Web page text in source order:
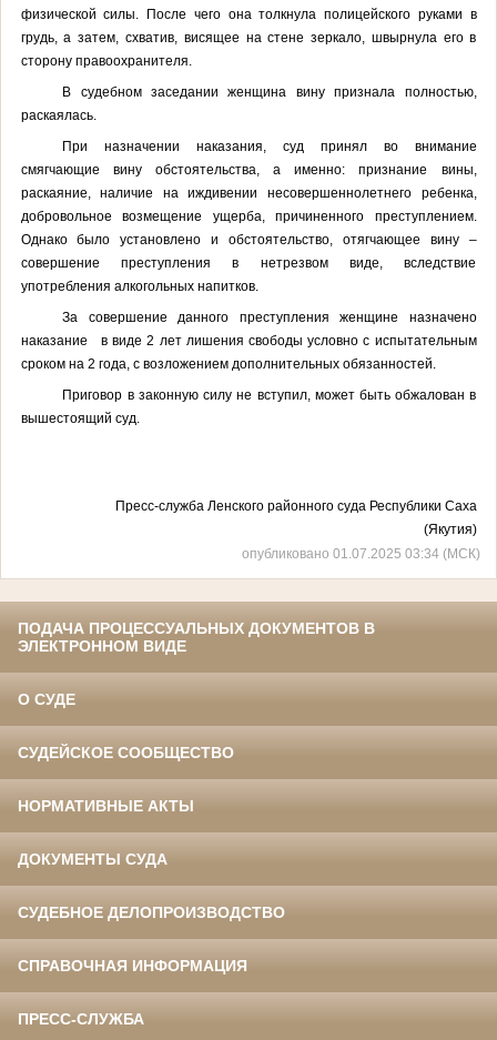
физической силы. После чего она толкнула полицейского руками в
грудь, а затем, схватив, висящее на стене зеркало, швырнула его в
сторону правоохранителя.
В судебном заседании женщина вину признала полностью,
раскаялась.
При назначении наказания, суд принял во внимание
смягчающие вину обстоятельства, а именно: признание вины,
раскаяние, наличие на иждивении несовершеннолетнего ребенка,
добровольное возмещение ущерба, причиненного преступлением.
Однако было установлено и обстоятельство, отягчающее вину –
совершение преступления в нетрезвом виде, вследствие
употребления алкогольных напитков.
За совершение данного преступления женщине назначено
наказание в виде 2 лет лишения свободы условно с испытательным
сроком на 2 года, с возложением дополнительных обязанностей.
Приговор в законную силу не вступил, может быть обжалован в
вышестоящий суд.
Пресс-служба Ленского районного суда Республики Саха
(Якутия)
опубликовано 01.07.2025 03:34 (МСК)
ПОДАЧА ПРОЦЕССУАЛЬНЫХ ДОКУМЕНТОВ В
ЭЛЕКТРОННОМ ВИДЕ
О СУДЕ
СУДЕЙСКОЕ СООБЩЕСТВО
НОРМАТИВНЫЕ АКТЫ
ДОКУМЕНТЫ СУДА
СУДЕБНОЕ ДЕЛОПРОИЗВОДСТВО
СПРАВОЧНАЯ ИНФОРМАЦИЯ
ПРЕСС-СЛУЖБА